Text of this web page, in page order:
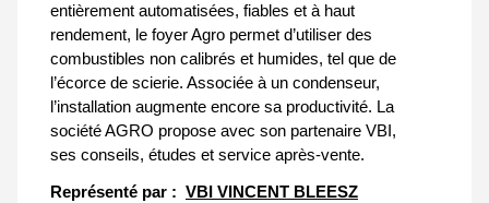
entièrement automatisées, fiables et à haut
rendement, le foyer Agro permet d’utiliser des
combustibles non calibrés et humides, tel que de
l’écorce de scierie. Associée à un condenseur,
l’installation augmente encore sa productivité. La
société AGRO propose avec son partenaire VBI,
ses conseils, études et service après-vente.
Représenté par : VBI VINCENT BLEESZ